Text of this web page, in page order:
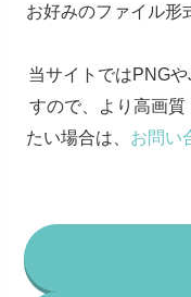
お好みのファイル形
当サイトではPNG
すので、より高画
たい場合は、 お問い